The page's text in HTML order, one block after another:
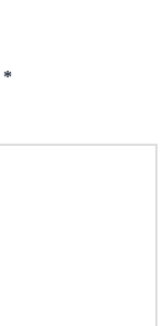
*